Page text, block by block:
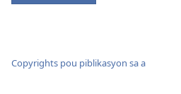
Copyrights pou piblikasyon sa a